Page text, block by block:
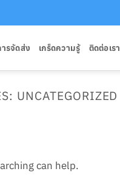
รจัดส่ง เกร็ดความรู้ ติดต่อเรา
UNCATEGORIZED
can help.